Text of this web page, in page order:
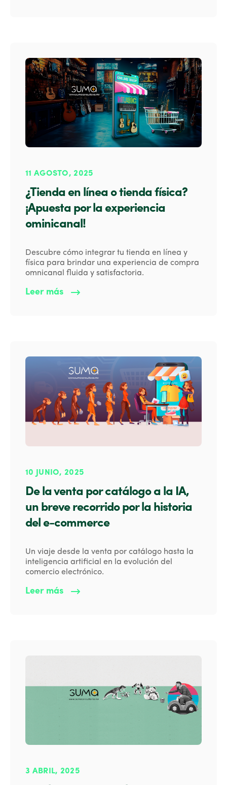
11 AGOSTO, 2025
¿Tienda en línea o tienda física?
¡Apuesta por la experiencia
ominicanal!
Descubre cómo integrar tu tienda en línea y
física para brindar una experiencia de compra
omnicanal fluida y satisfactoria.
Leer más
10 JUNIO, 2025
De la venta por catálogo a la IA,
un breve recorrido por la historia
del e-commerce
Un viaje desde la venta por catálogo hasta la
inteligencia artificial en la evolución del
comercio electrónico.
Leer más
3 ABRIL, 2025